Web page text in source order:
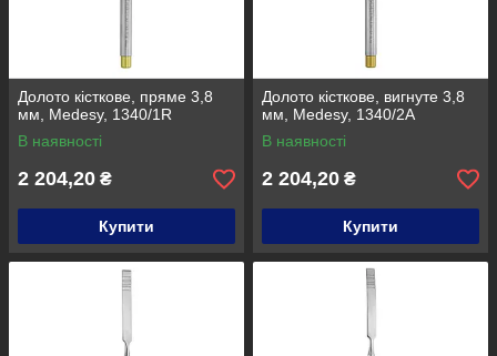
Dental-Club
За подарунками сюди
club.com.ua/g12693651-vyberi-sebe-podarok
Долото кісткове, пряме 3,8
мм, Medesy, 1340/1R
В наявності
2 204,20 ₴
Купити
Долото кісткове, вигнуте 3,8
мм, Medesy, 1340/2A
В наявності
2 204,20 ₴
Купити